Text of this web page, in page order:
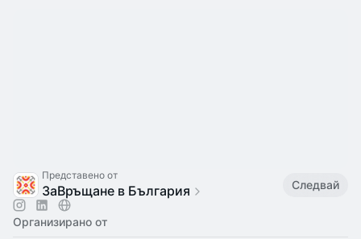
Представено от
ЗаВръщане в България Следвай
Организирано от